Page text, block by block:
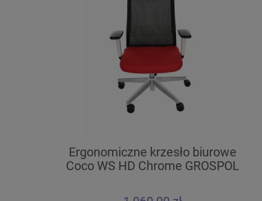
Ergonomiczne krzesło biurowe
Coco WS HD Chrome GROSPOL